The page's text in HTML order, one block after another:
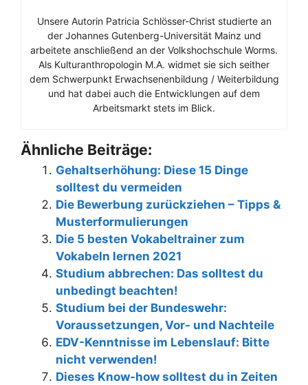
Unsere Autorin Patricia Schlösser-Christ studierte an
der Johannes Gutenberg-Universität Mainz und
arbeitete anschließend an der Volkshochschule Worms.
Als Kulturanthropologin M.A. widmet sie sich seither
dem Schwerpunkt Erwachsenenbildung / Weiterbildung
und hat dabei auch die Entwicklungen auf dem
Arbeitsmarkt stets im Blick.
Ähnliche Beiträge:
Gehaltserhöhung: Diese 15 Dinge
solltest du vermeiden
Die Bewerbung zurückziehen – Tipps &
Musterformulierungen
Die 5 besten Vokabeltrainer zum
Vokabeln lernen 2021
Studium abbrechen: Das solltest du
unbedingt beachten!
Studium bei der Bundeswehr:
Voraussetzungen, Vor- und Nachteile
EDV-Kenntnisse im Lebenslauf: Bitte
nicht verwenden!
Dieses Know-how solltest du in Zeiten